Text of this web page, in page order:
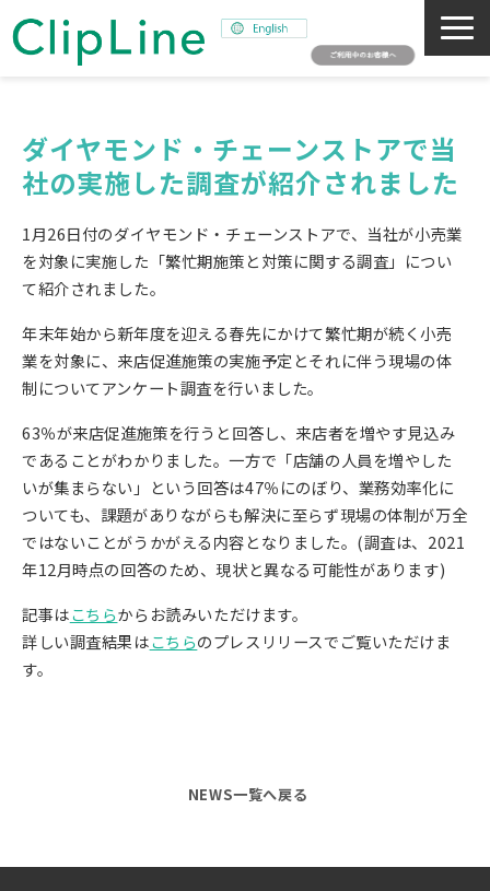
事業紹介
ミッション
サステナビリティ
SNAPSHOT
ダイヤモンド・チェーンストアで当
社の実施した調査が紹介されました
1月26日付のダイヤモンド・チェーンストアで、当社が小売業
を対象に実施した「繁忙期施策と対策に関する調査」につい
て紹介されました。
年末年始から新年度を迎える春先にかけて繁忙期が続く小売
業を対象に、来店促進施策の実施予定とそれに伴う現場の体
制についてアンケート調査を行いました。
63％が来店促進施策を行うと回答し、来店者を増やす見込み
であることがわかりました。一方で「店舗の人員を増やした
いが集まらない」という回答は47％にのぼり、業務効率化に
ついても、課題がありながらも解決に至らず現場の体制が万全
ではないことがうかがえる内容となりました。(調査は、2021
年12月時点の回答のため、現状と異なる可能性があります)
記事はこちらからお読みいただけます。
詳しい調査結果はこちらのプレスリリースでご覧いただけま
す。
NEWS一覧へ戻る